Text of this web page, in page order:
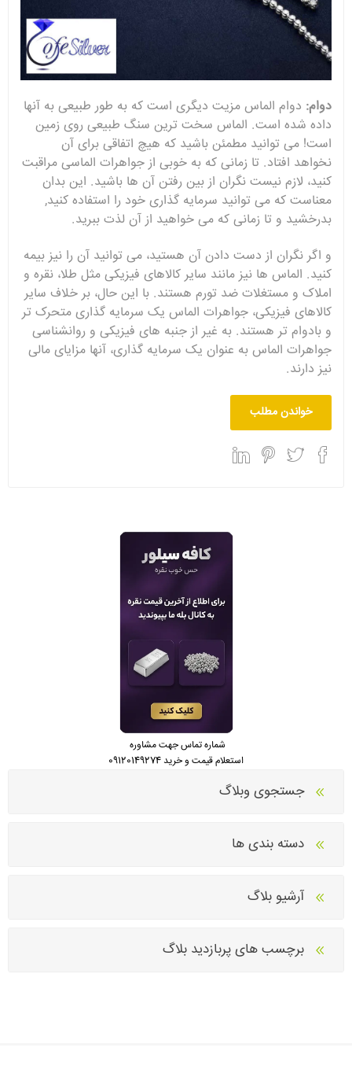
دوام: دوام الماس مزیت دیگری است که به طور طبیعی به آنها
داده شده است. الماس سخت ترین سنگ طبیعی روی زمین
است! می توانید مطمئن باشید که هیچ اتفاقی برای آن
نخواهد افتاد. تا زمانی که به خوبی از جواهرات الماسی مراقبت
کنید، لازم نیست نگران از بین رفتن آن ها باشید. این بدان
معناست که می توانید سرمایه گذاری خود را استفاده کنید,
بدرخشید و تا زمانی که می خواهید از آن لذت ببرید.
و اگر نگران از دست دادن آن هستید، می توانید آن را نیز بیمه
کنید. الماس ها نیز مانند سایر کالاهای فیزیکی مثل طلا، نقره و
املاک و مستغلات ضد تورم هستند. با این حال، بر خلاف سایر
کالاهای فیزیکی، جواهرات الماس یک سرمایه گذاری متحرک تر
و بادوام تر هستند. به غیر از جنبه های فیزیکی و روانشناسی
جواهرات الماس به عنوان یک سرمایه گذاری، آنها مزایای مالی
نیز دارند.
خواندن مطلب
شماره تماس جهت مشاوره
استعلام قیمت و خرید 09120149274
جستجوی وبلاگ
دسته بندی ها
آرشیو بلاگ
برچسب های پربازدید بلاگ